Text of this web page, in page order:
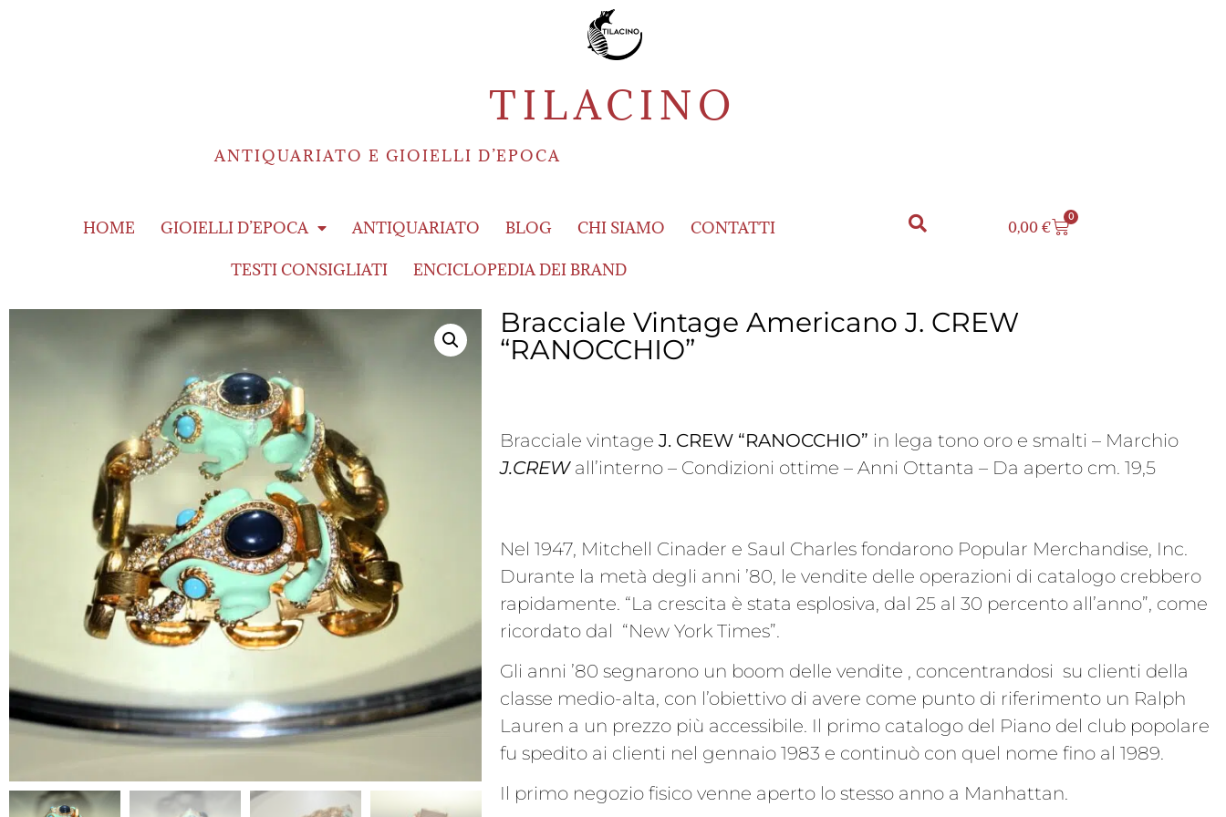
TILACINO
ANTIQUARIATO E GIOIELLI D’EPOCA
HOME GIOIELLI D’EPOCA ANTIQUARIATO BLOG CHI SIAMO CONTATTI
TESTI CONSIGLIATI ENCICLOPEDIA DEI BRAND
0,00€
0
Bracciale Vintage Americano J. CREW
“RANOCCHIO”
Bracciale vintage J. CREW “RANOCCHIO” in lega tono oro e smalti – Marchio
J.CREWall’interno – Condizioni ottime – Anni Ottanta – Da aperto cm. 19,5
Nel 1947, Mitchell Cinader e Saul Charles fondarono Popular Merchandise, Inc.
Durante la metà degli anni ’80, le vendite delle operazioni di catalogo crebbero
rapidamente. “La crescita è stata esplosiva, dal 25 al 30 percento all’anno”, come
ricordato dal “New York Times”.
Gli anni ’80 segnarono un boom delle vendite , concentrandosi su clienti della
classe medio-alta, con l’obiettivo di avere come punto di riferimento un Ralph
Lauren a un prezzo più accessibile. Il primo catalogo del Piano del club popolare
fu spedito ai clienti nel gennaio 1983 e continuò con quel nome fino al 1989.
Il primo negozio fisico venne aperto lo stesso anno a Manhattan.